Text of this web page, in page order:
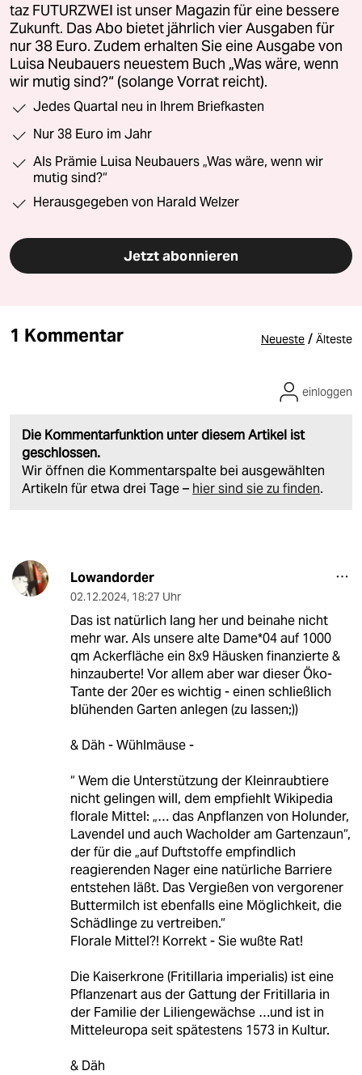
taz FUTURZWEI ist unser Magazin für eine bessere
Zukunft. Das Abo bietet jährlich vier Ausgaben für
nur 38 Euro. Zudem erhalten Sie eine Ausgabe von
Luisa Neubauers neuestem Buch „Was wäre, wenn
wir mutig sind?“ (solange Vorrat reicht).
Jedes Quartal neu in Ihrem Briefkasten
Nur 38 Euro im Jahr
Als Prämie Luisa Neubauers „Was wäre, wenn wir
mutig sind?“
Herausgegeben von Harald Welzer
Jetzt abonnieren
1 Kommentar Neueste / Älteste
Die Kommentarfunktion unter diesem Artikel ist
geschlossen.
Wir öffnen die Kommentarspalte bei ausgewählten
Artikeln für etwa drei Tage – hier sind sie zu finden.
einloggen
Lowandorder
02.12.2024, 18:27 Uhr
Das ist natürlich lang her und beinahe nicht
mehr war. Als unsere alte Dame*04 auf 1000
qm Ackerfläche ein 8x9 Häusken finanzierte &
hinzauberte! Vor allem aber war dieser Öko-
Tante der 20er es wichtig - einen schließlich
blühenden Garten anlegen (zu lassen;))
& Däh - Wühlmäuse -
“ Wem die Unterstützung der Kleinraubtiere
nicht gelingen will, dem empfiehlt Wikipedia
florale Mittel: „… das Anpflanzen von Holunder,
Lavendel und auch Wacholder am Gartenzaun“,
der für die „auf Duftstoffe empfindlich
reagierenden Nager eine natürliche Barriere
entstehen läßt. Das Vergießen von vergorener
Buttermilch ist ebenfalls eine Möglichkeit, die
Schädlinge zu vertreiben.“
Florale Mittel?! Korrekt - Sie wußte Rat!
Die Kaiserkrone (Fritillaria imperialis) ist eine
Pflanzenart aus der Gattung der Fritillaria in
der Familie der Liliengewächse …und ist in
Mitteleuropa seit spätestens 1573 in Kultur.
& Däh